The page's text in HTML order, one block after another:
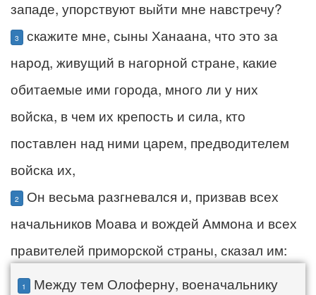
западе, упорствуют выйти мне навстречу?
3
скажите мне, сыны Ханаана, что это за
народ, живущий в нагорной стране, какие
обитаемые ими города, много ли у них
войска, в чем их крепость и сила, кто
поставлен над ними царем, предводителем
войска их,
2
Он весьма разгневался и, призвав всех
начальников Моава и вождей Аммона и всех
правителей приморской страны, сказал им:
1
Между тем Олоферну, военачальнику